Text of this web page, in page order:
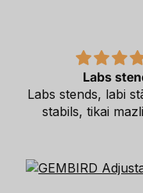
Labs
Labs stends, labi
stabils, tikai